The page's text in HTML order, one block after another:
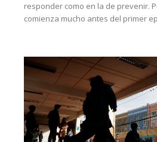
responder como en la de prevenir.
comienza mucho antes del primer